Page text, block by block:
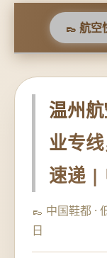
👞 航空
温州
业专
速递 |
👞 中国鞋都 ·
日